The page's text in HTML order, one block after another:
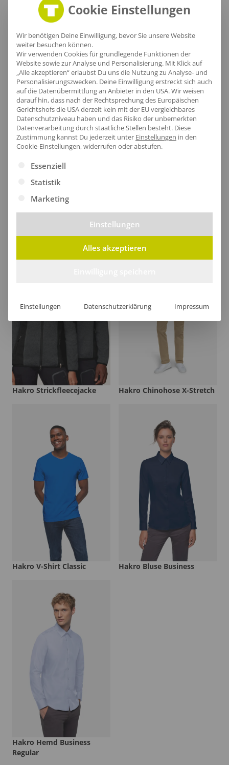
Lieferzeit
[jgm-review-widget]
Kundenprojekte
Kombi Produkte
Hakro Strickfleecejacke Hakro Chinohose X-Stretch
Hakro V-Shirt Classic Hakro Bluse Business
Hakro Hemd Business
Regular
Cookie Einstellungen
Wir benötigen Deine Einwilligung, bevor Sie unsere Website
weiter besuchen können.
Wir verwenden Cookies für grundlegende Funktionen der
Website sowie zur Analyse und Personalisierung. Mit Klick auf
„Alle akzeptieren“ erlaubst Du uns die Nutzung zu Analyse- und
Personalisierungszwecken. Deine Einwilligung erstreckt sich auch
auf die Datenübermittlung an Anbieter in den USA. Wir weisen
darauf hin, dass nach der Rechtsprechung des Europäischen
Gerichtshofs die USA derzeit kein mit der EU vergleichbares
Datenschutzniveau haben und das Risiko der unbemerkten
Datenverarbeitung durch staatliche Stellen besteht. Diese
Zustimmung kannst Du jederzeit unter Einstellungen in den
Cookie-Einstellungen, widerrufen oder abstufen.
Es folgt eine Liste der Service-Gruppen, für die eine
Essenziell
Statistik
Marketing
Einstellungen
Alles akzeptieren
Einstellungen Datenschutzerklärung Impressum